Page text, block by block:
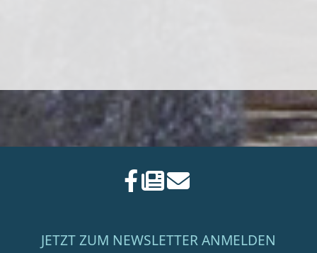
JETZT ZUM NEWSLETTER ANMELDEN